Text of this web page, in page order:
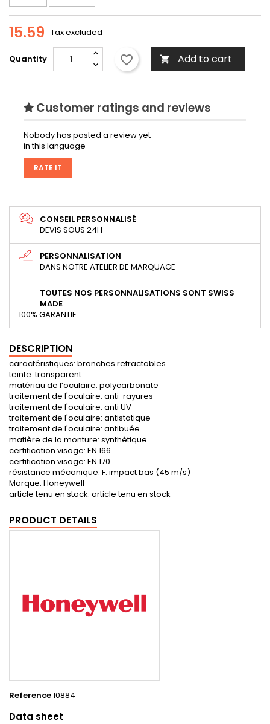
15.59 Tax excluded
Quantity favorite_border  Add to cart
Customer ratings and reviews
Nobody has posted a review yet
in this language
RATE IT
CONSEIL PERSONNALISÉ
DEVIS SOUS 24H
PERSONNALISATION
DANS NOTRE ATELIER DE MARQUAGE
TOUTES NOS PERSONNALISATIONS SONT SWISS
MADE
100% GARANTIE
DESCRIPTION
caractéristiques: branches retractables
teinte: transparent
matériau de l’oculaire: polycarbonate
traitement de l'oculaire: anti-rayures
traitement de l'oculaire: anti UV
traitement de l'oculaire: antistatique
traitement de l'oculaire: antibuée
matière de la monture: synthétique
certification visage: EN 166
certification visage: EN 170
résistance mécanique: F: impact bas (45 m/s)
Marque: Honeywell
article tenu en stock: article tenu en stock
PRODUCT DETAILS
Reference10884
Data sheet